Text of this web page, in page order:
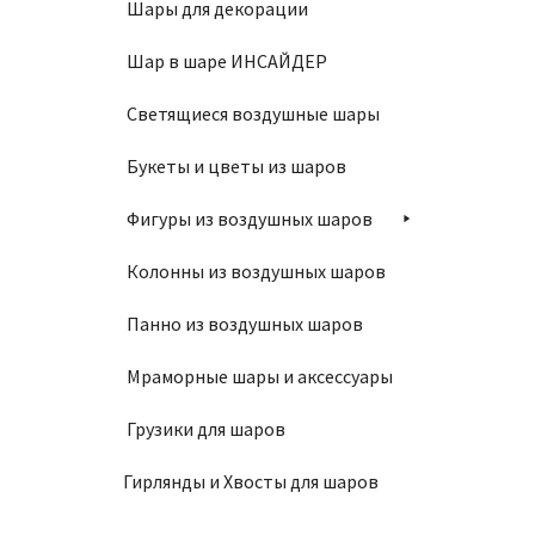
Шары для декорации
Шар в шаре ИНСАЙДЕР
Светящиеся воздушные шары
Букеты и цветы из шаров
Фигуры из воздушных шаров
Колонны из воздушных шаров
Панно из воздушных шаров
Мраморные шары и аксессуары
Грузики для шаров
Гирлянды и Хвосты для шаров